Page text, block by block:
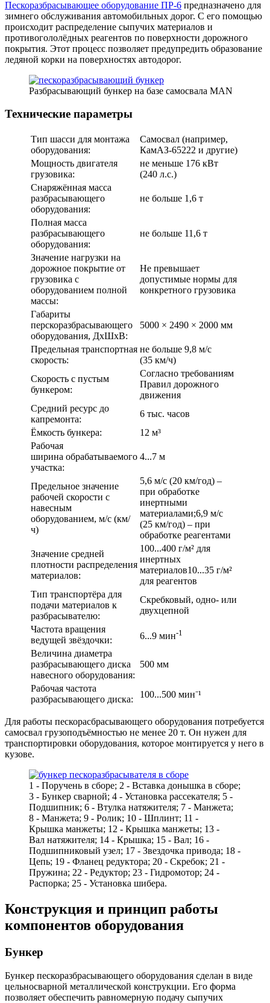
Пескоразбрасывающее оборудование ПР-6 предназначено для
зимнего обслуживания автомобильных дорог. С его помощью
происходит распределение сыпучих материалов и
противогололёдных реагентов по поверхности дорожного
покрытия. Этот процесс позволяет предупредить образование
ледяной корки на поверхностях автодорог.
Разбрасывающий бункер на базе самосвала MAN
Технические параметры
Тип шасси для монтажа
оборудования:
Самосвал (например,
КамАЗ-65222 и другие)
Мощность двигателя
грузовика:
не меньше 176 кВт
(240 л.с.)
Снаряжённая масса
разбрасывающего
оборудования:
не больше 1,6 т
Полная масса
разбрасывающего
оборудования:
не больше 11,6 т
Значение нагрузки на
дорожное покрытие от
грузовика с
оборудованием полной
массы:
Не превышает
допустимые нормы для
конкретного грузовика
Габариты
перскоразбрасывающего
оборудования, ДхШхВ:
5000 × 2490 × 2000 мм
Предельная транспортная
скорость:
не больше 9,8 м/с
(35 км/ч)
Скорость с пустым
бункером:
Согласно требованиям
Правил дорожного
движения
Средний ресурс до
капремонта:
6 тыс. часов
Ёмкость бункера:
12 м³
Рабочая
ширина обрабатываемого
участка:
4...7 м
Предельное значение
рабочей скорости с
навесным
оборудованием, м/с (км/
ч)
5,6 м/с (20 км/год) –
при обработке
инертными
материалами;6,9 м/с
(25 км/год) – при
обработке реагентами
Значение средней
плотности распределения
материалов:
100...400 г/м² для
инертных
материалов10...35 г/м²
для реагентов
Тип транспортёра для
подачи материалов к
разбрасывателю:
Скребковый, одно- или
двухцепной
Частота вращения
ведущей звёздочки:
6...9 мин-1
Величина диаметра
разбрасывающего диска
навесного оборудования:
500 мм
Рабочая частота
разбрасывающего диска:
100...500 мин⁻¹
Для работы пескорасбрасывающего оборудования потребуется
самосвал грузоподъёмностью не менее 20 т. Он нужен для
транспортировки оборудования, которое монтируется у него в
кузове.
1 - Поручень в сборе; 2 - Вставка донышка в сборе;
3 - Бункер сварной; 4 - Установка рассекателя; 5 -
Подшипник; 6 - Втулка натяжителя; 7 - Манжета;
8 - Манжета; 9 - Ролик; 10 - Шплинт; 11 -
Крышка манжеты; 12 - Крышка манжеты; 13 -
Вал натяжителя; 14 - Крышка; 15 - Вал; 16 -
Подшипниковый узел; 17 - Звездочка привода; 18 -
Цепь; 19 - Фланец редуктора; 20 - Скребок; 21 -
Пружина; 22 - Редуктор; 23 - Гидромотор; 24 -
Распорка; 25 - Установка шибера.
Конструкция и принцип работы
компонентов оборудования
Бункер
Бункер пескоразбрасывающего оборудования сделан в виде
цельносварной металлической конструкции. Его форма
позволяет обеспечить равномерную подачу сыпучих